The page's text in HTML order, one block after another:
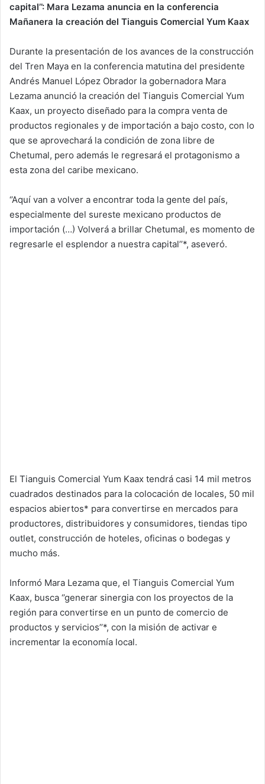
capital’’: Mara Lezama anuncia en la conferencia
Mañanera la creación del Tianguis Comercial Yum Kaax
Durante la presentación de los avances de la construcción
del Tren Maya en la conferencia matutina del presidente
Andrés Manuel López Obrador la gobernadora Mara
Lezama anunció la creación del Tianguis Comercial Yum
Kaax, un proyecto diseñado para la compra venta de
productos regionales y de importación a bajo costo, con lo
que se aprovechará la condición de zona libre de
Chetumal, pero además le regresará el protagonismo a
esta zona del caribe mexicano.
‘’Aquí van a volver a encontrar toda la gente del país,
especialmente del sureste mexicano productos de
importación (…) Volverá a brillar Chetumal, es momento de
regresarle el esplendor a nuestra capital’’*, aseveró.
El Tianguis Comercial Yum Kaax tendrá casi 14 mil metros
cuadrados destinados para la colocación de locales, 50 mil
espacios abiertos* para convertirse en mercados para
productores, distribuidores y consumidores, tiendas tipo
outlet, construcción de hoteles, oficinas o bodegas y
mucho más.
Informó Mara Lezama que, el Tianguis Comercial Yum
Kaax, busca ‘’generar sinergia con los proyectos de la
región para convertirse en un punto de comercio de
productos y servicios’’*, con la misión de activar e
incrementar la economía local.